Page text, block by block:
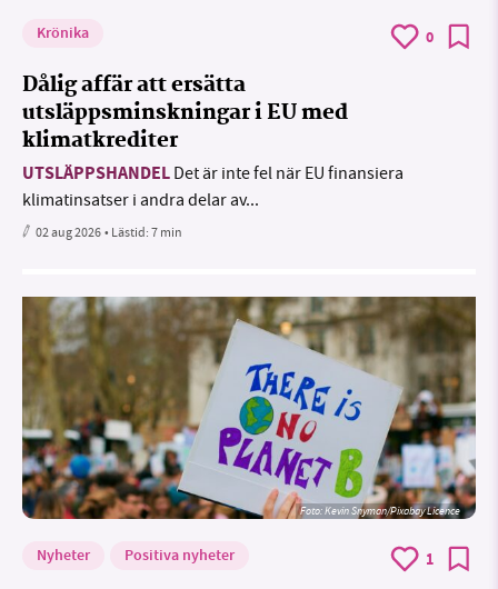
Krönika 0
Dålig affär att ersätta
utsläppsminskningar i EU med
klimatkrediter
UTSLÄPPSHANDEL Det är inte fel när EU finansiera
klimatinsatser i andra delar av...
02 aug 2026• Lästid:7 min
Foto:Kevin Snyman/Pixabay Licence
Nyheter Positiva nyheter 1